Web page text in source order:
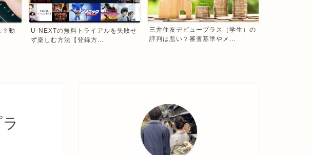
敗せ
三井住友デビュープラス（学生）の
評判は悪い？審査基準やメ...
【JCB CARD W】大学生におすす
めのクレジットカー...